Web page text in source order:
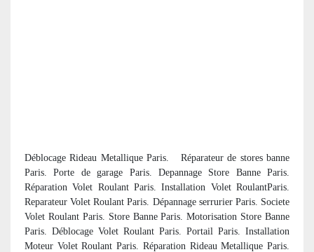
Déblocage Rideau Metallique Paris. Réparateur de stores banne
Paris. Porte de garage Paris. Depannage Store Banne Paris.
Réparation Volet Roulant Paris. Installation Volet RoulantParis.
Reparateur Volet Roulant Paris. Dépannage serrurier Paris. Societe
Volet Roulant Paris. Store Banne Paris. Motorisation Store Banne
Paris. Déblocage Volet Roulant Paris. Portail Paris. Installation
Moteur Volet Roulant Paris. Réparation Rideau Metallique Paris.